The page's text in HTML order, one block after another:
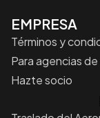
EMPRESA
Términos y
Para agencias de
Hazte socio